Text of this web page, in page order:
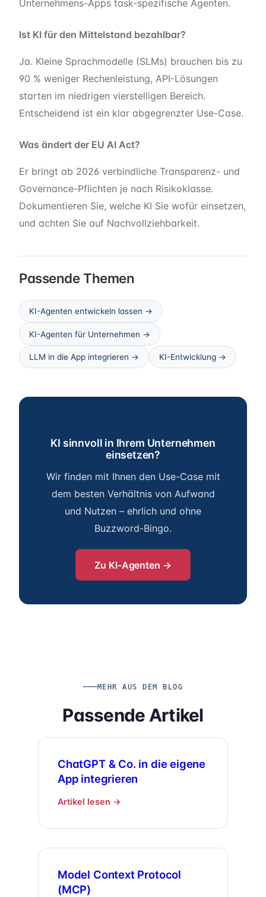
Unternehmens-Apps task-spezifische Agenten.
Ist KI für den Mittelstand bezahlbar?
Ja. Kleine Sprachmodelle (SLMs) brauchen bis zu
90 % weniger Rechenleistung, API-Lösungen
starten im niedrigen vierstelligen Bereich.
Entscheidend ist ein klar abgegrenzter Use-Case.
Was ändert der EU AI Act?
Er bringt ab 2026 verbindliche Transparenz- und
Governance-Pflichten je nach Risikoklasse.
Dokumentieren Sie, welche KI Sie wofür einsetzen,
und achten Sie auf Nachvollziehbarkeit.
Passende Themen
KI-Agenten entwickeln lassen →
KI-Agenten für Unternehmen →
LLM in die App integrieren → KI-Entwicklung →
KI sinnvoll in Ihrem Unternehmen
einsetzen?
Wir finden mit Ihnen den Use-Case mit
dem besten Verhältnis von Aufwand
und Nutzen – ehrlich und ohne
Buzzword-Bingo.
Zu KI-Agenten →
MEHR AUS DEM BLOG
Passende Artikel
ChatGPT & Co. in die eigene
App integrieren
Artikel lesen →
Model Context Protocol
(MCP)